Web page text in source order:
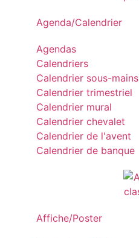
Agenda/Calendrier
Agendas
Calendriers
Calendrier sous-mains
Calendrier trimestriel
Calendrier mural
Calendrier chevalet
Calendrier de l'avent
Calendrier de banque
Affiche/Poster